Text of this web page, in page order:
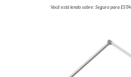
Você está lendo sobre: Seguro para